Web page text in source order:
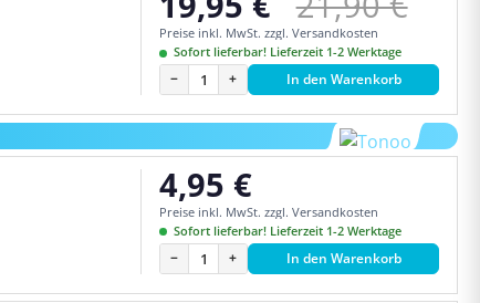
Preise inkl. MwSt. zzgl. Versandkosten
Sofort lieferbar! Lieferzeit 1-2 Werktage
− + In den Warenkorb
Regulärer Preis:
4,95 €
Preise inkl. MwSt. zzgl. Versandkosten
Sofort lieferbar! Lieferzeit 1-2 Werktage
− + In den Warenkorb